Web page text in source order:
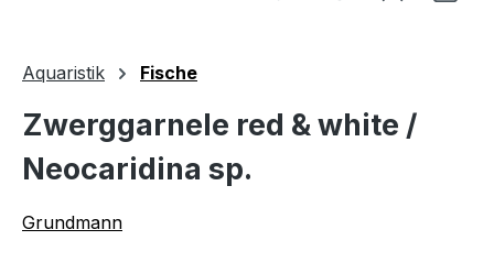
Aquaristik Fische
Zwerggarnele red & white /
Neocaridina sp.
Grundmann